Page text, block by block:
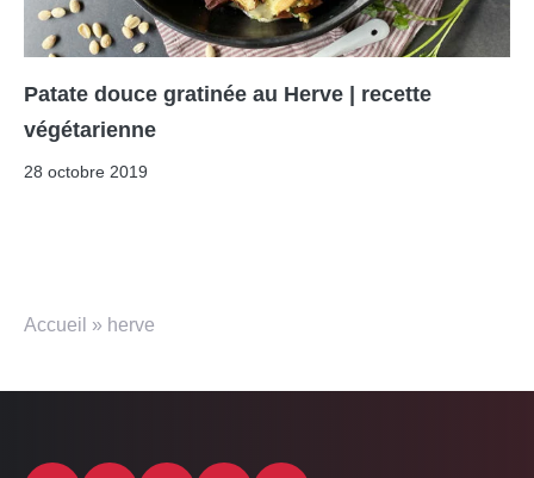
Patate douce gratinée au Herve | recette
végétarienne
28 octobre 2019
Accueil » herve